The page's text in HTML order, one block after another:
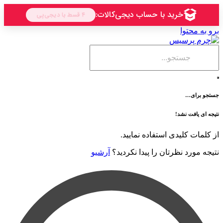
نشد!
کلیدی استفاده نمایید.
نظرتان را پیدا نکردید؟ آرشیو